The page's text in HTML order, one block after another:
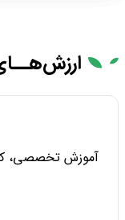
آموزش تخصصی،